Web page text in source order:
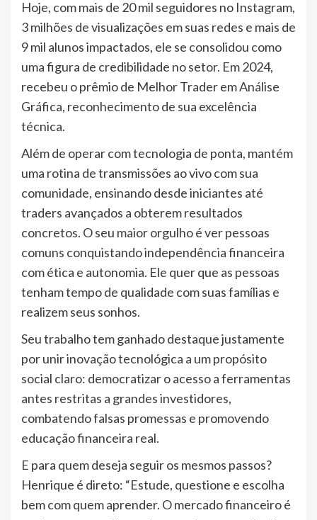
Hoje, com mais de 20 mil seguidores no Instagram,
3 milhões de visualizações em suas redes e mais de
9 mil alunos impactados, ele se consolidou como
uma figura de credibilidade no setor. Em 2024,
recebeu o prêmio de Melhor Trader em Análise
Gráfica, reconhecimento de sua excelência
técnica.
Além de operar com tecnologia de ponta, mantém
uma rotina de transmissões ao vivo com sua
comunidade, ensinando desde iniciantes até
traders avançados a obterem resultados
concretos. O seu maior orgulho é ver pessoas
comuns conquistando independência financeira
com ética e autonomia. Ele quer que as pessoas
tenham tempo de qualidade com suas famílias e
realizem seus sonhos.
Seu trabalho tem ganhado destaque justamente
por unir inovação tecnológica a um propósito
social claro: democratizar o acesso a ferramentas
antes restritas a grandes investidores,
combatendo falsas promessas e promovendo
educação financeira real.
E para quem deseja seguir os mesmos passos?
Henrique é direto: “Estude, questione e escolha
bem com quem aprender. O mercado financeiro é